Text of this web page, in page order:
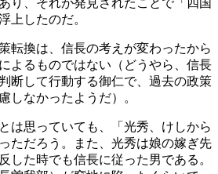
り、それが発見されたことで「四国
上したのだ。
転換は、信長の考えが変わったから
よるものではない（どうやら、信長
断して行動する御仁で、過去の政策
しなかったようだ）。
は思っていても、「光秀、けしから
ただろう。また、光秀は娘の嫁ぎ先
した時でも信長に従った男である。